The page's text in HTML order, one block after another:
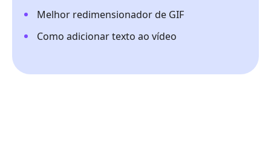
Melhor redimensionador de GIF
Como adicionar texto ao vídeo